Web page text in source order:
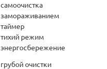
самоочистка
замораживанием
таймер
тихий режим
энергосбережение
грубой очистки